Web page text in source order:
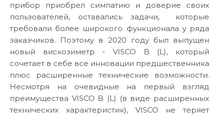
прибор приобрел симпатию и доверие своих
пользователей, оставались задачи, которые
требовали более широкого функционала у ряда
заказчиков. Поэтому в 2020 году был выпущен
новый вискозиметр - VISCO B (L), который
сочетает в себе все инновации предшественника
плюс расширенные технические возможности.
Несмотря на очевидные на первый взгляд
преимущества VISCO B (L) (в виде расширенных
технических характеристик), VISCO не теряет